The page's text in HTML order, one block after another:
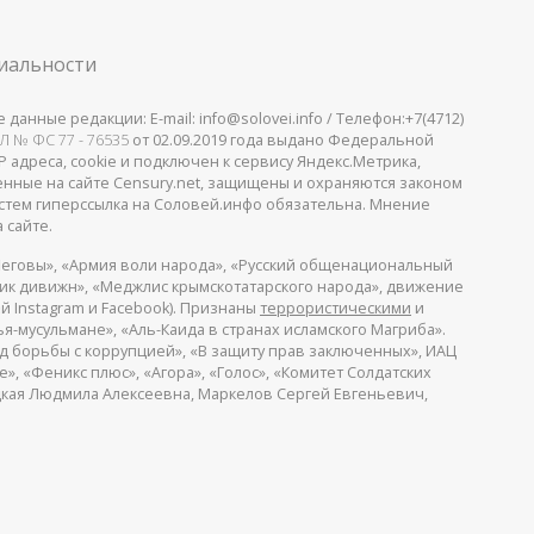
редакции: E-mail: info@solovei.info / Телефон:+7(4712)
№ ФС 77 - 76535 от 02.09.2019 года выдано Федеральной
cookie и подключен к сервису Яндекс.Метрика,
на сайте Censury.net, защищены и охраняются законом
гиперссылка на Соловей.инфо обязательна. Мнение
«Армия воли народа», «Русский общенациональный
дивижн», «Меджлис крымскотатарского народа», движение
Instagram и Facebook). Признаны террористическими и
«Аль-Каида в странах исламского Магриба».
борьбы с коррупцией», «В защиту прав заключенных», ИАЦ
плюс», «Агора», «Голос», «Комитет Солдатских
Людмила Алексеевна, Маркелов Сергей Евгеньевич,